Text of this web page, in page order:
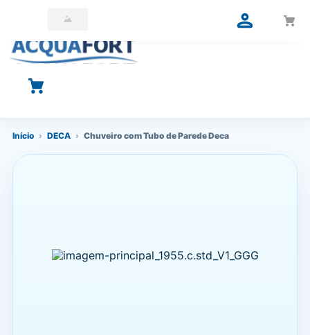
O que você está procurando?
Início › DECA › Chuveiro com Tubo de Parede Deca